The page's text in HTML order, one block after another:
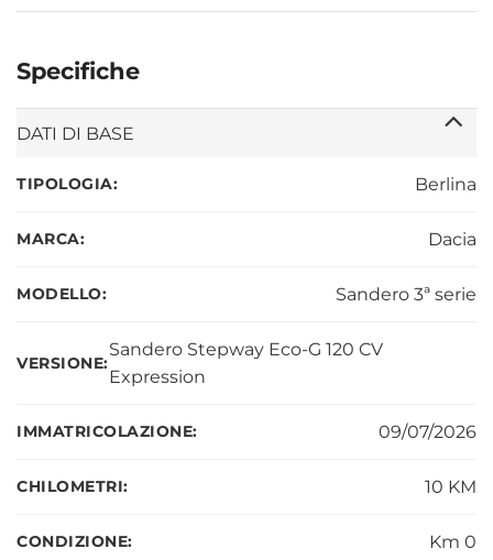
Specifiche
DATI DI BASE
TIPOLOGIA: Berlina
MARCA: Dacia
MODELLO: Sandero 3ª serie
VERSIONE:
Sandero Stepway Eco-G 120 CV
Expression
IMMATRICOLAZIONE: 09/07/2026
CHILOMETRI: 10 KM
CONDIZIONE: Km 0